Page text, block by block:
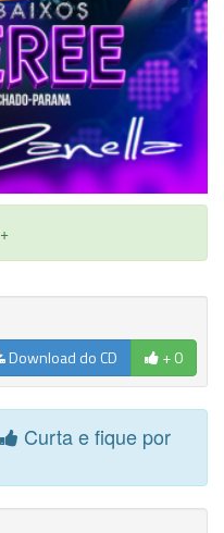
+
Download do CD + 0
Curta e fique por